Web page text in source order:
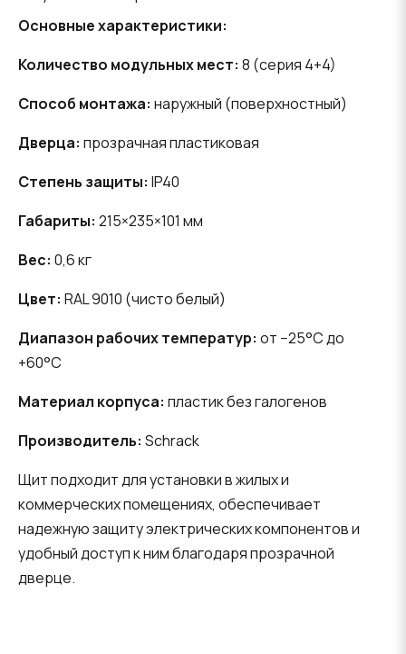
Основные характеристики:
Количество модульных мест: 8 (серия 4+4)
Способ монтажа: наружный (поверхностный)
Дверца: прозрачная пластиковая
Степень защиты: IP40
Габариты: 215×235×101 мм
Вес: 0,6 кг
Цвет: RAL 9010 (чисто белый)
Диапазон рабочих температур: от −25°C до
+60°C
Материал корпуса: пластик без галогенов
Производитель: Schrack
Щит подходит для установки в жилых и
коммерческих помещениях, обеспечивает
надежную защиту электрических компонентов и
удобный доступ к ним благодаря прозрачной
дверце.